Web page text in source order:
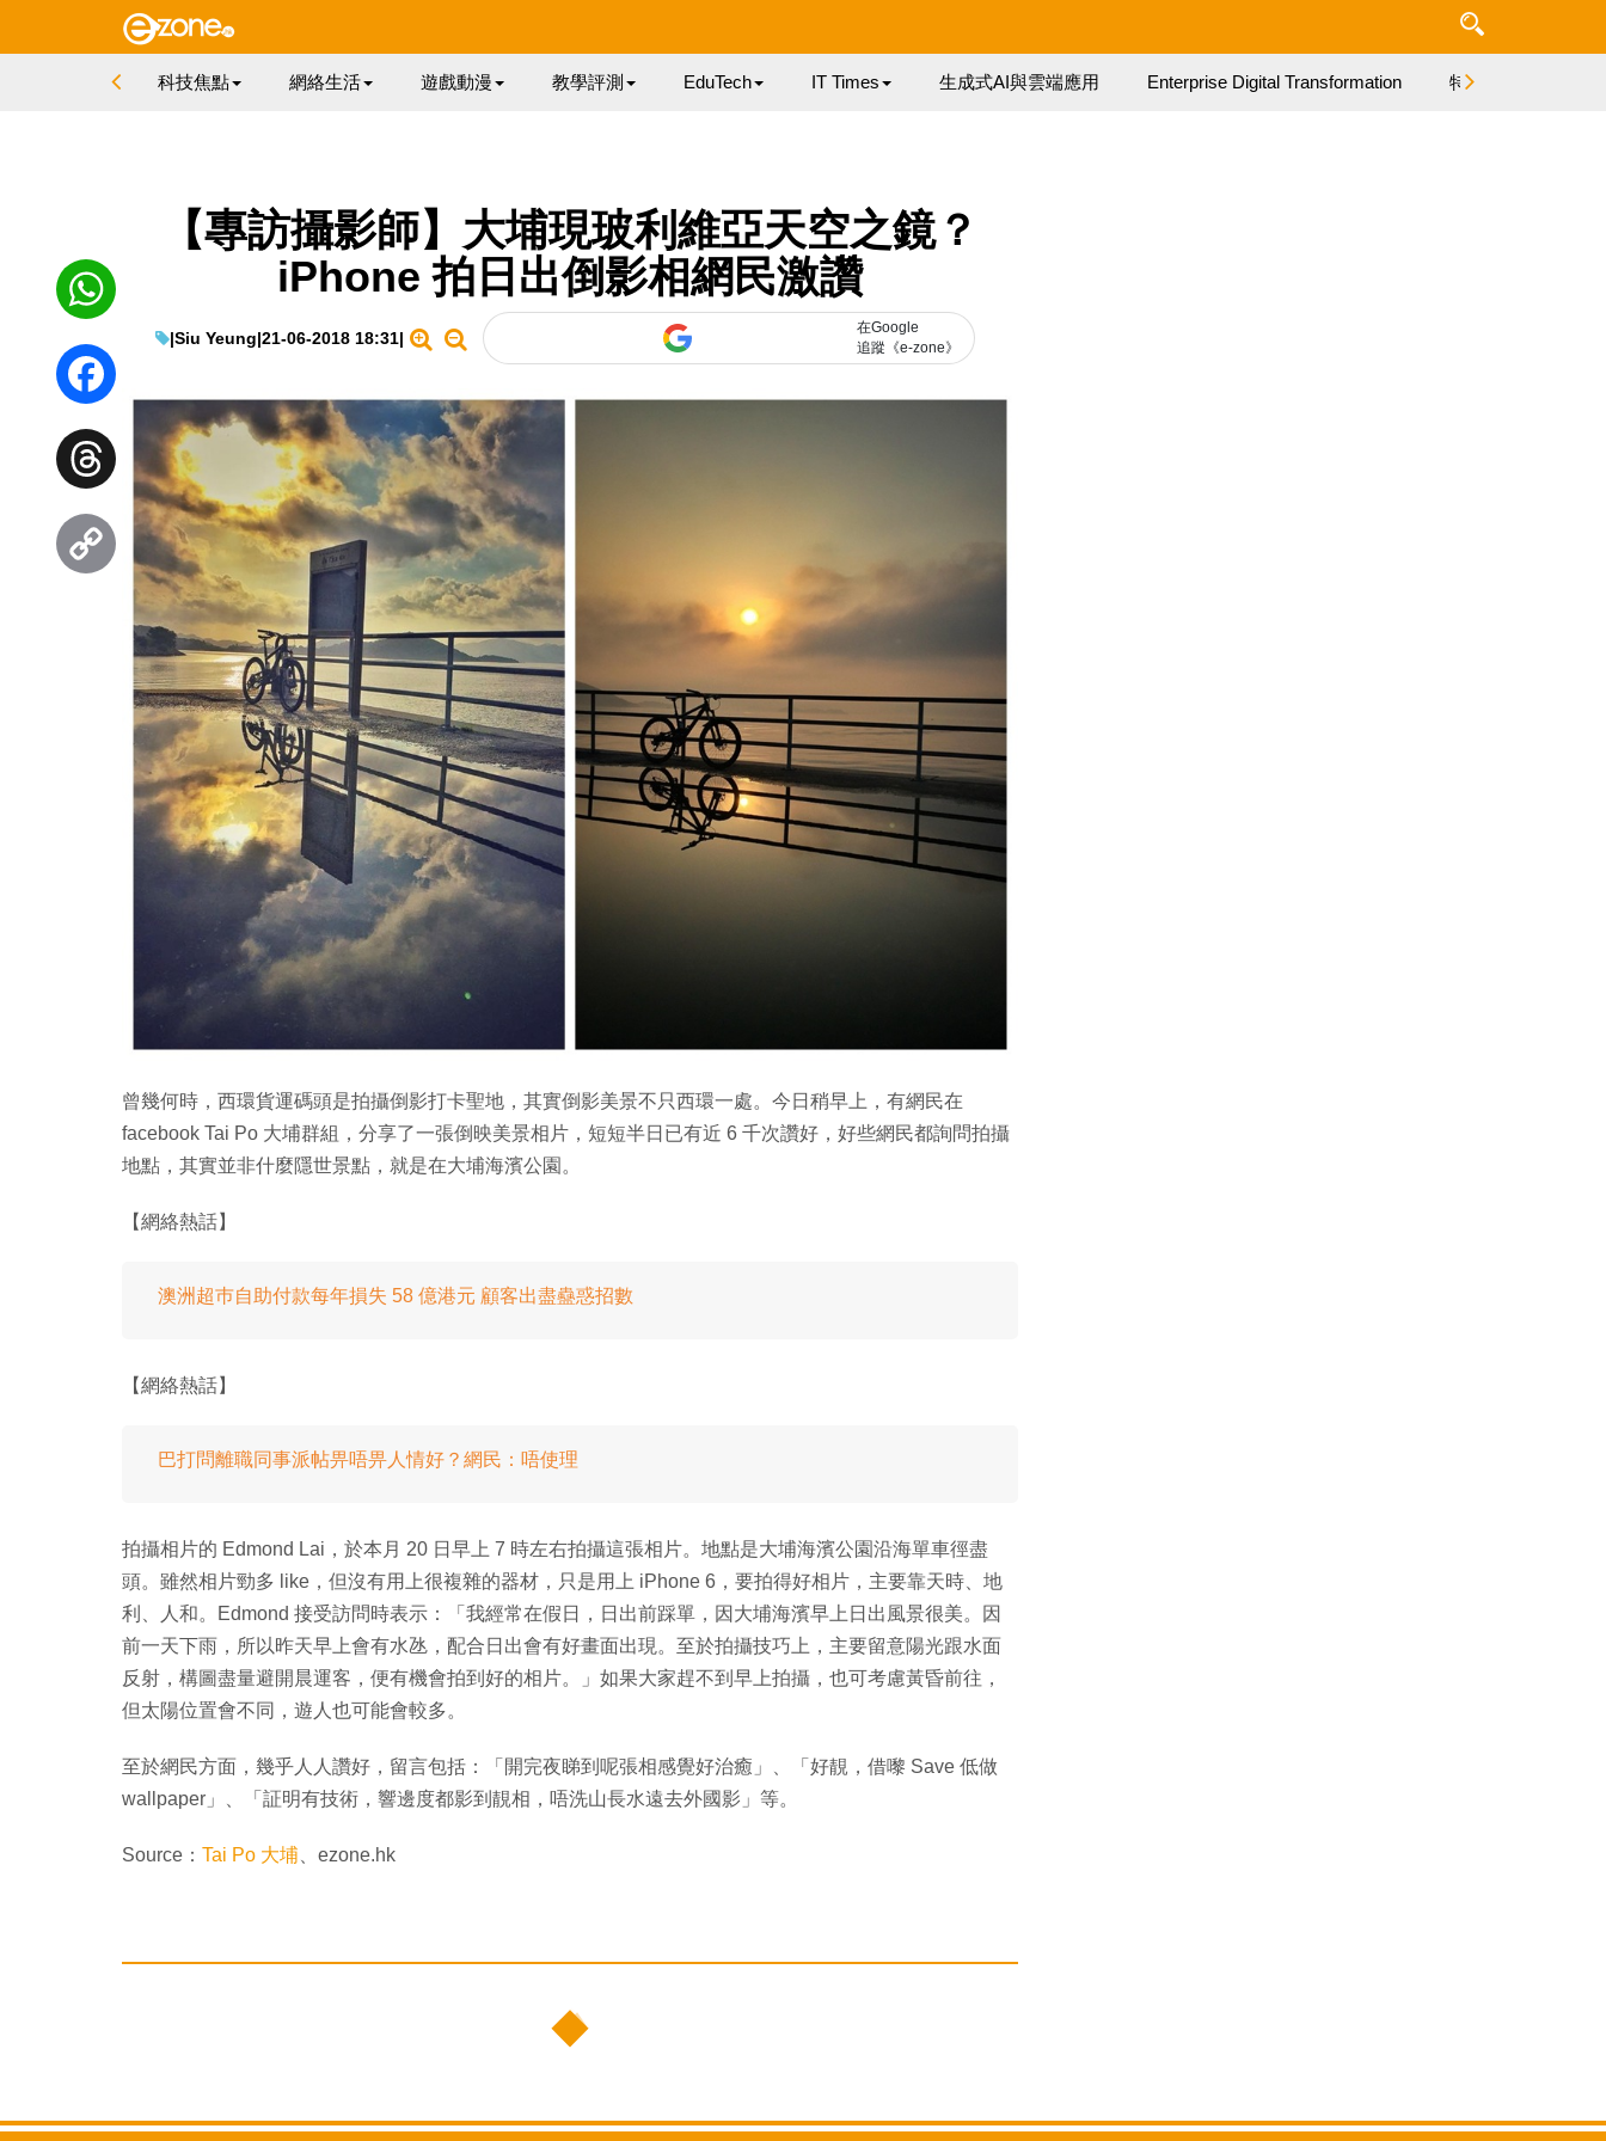
科技焦點 網絡生活 遊戲動漫 教學評測 EduTech IT Times 生成式AI與雲端應用 Enterprise Digital Transformation 特集
【專訪攝影師】大埔現玻利維亞天空之鏡？
iPhone 拍日出倒影相網民激讚
|Siu Yeung|21-06-2018 18:31|
在Google
追蹤《e-zone》
曾幾何時，西環貨運碼頭是拍攝倒影打卡聖地，其實倒影美景不只西環一處。今日稍早上，有網民在
facebook Tai Po 大埔群組，分享了一張倒映美景相片，短短半日已有近 6 千次讚好，好些網民都詢問拍攝
地點，其實並非什麼隱世景點，就是在大埔海濱公園。
【網絡熱話】
澳洲超巿自助付款每年損失 58 億港元 顧客出盡蠱惑招數
【網絡熱話】
巴打問離職同事派帖畀唔畀人情好？網民：唔使理
拍攝相片的 Edmond Lai，於本月 20 日早上 7 時左右拍攝這張相片。地點是大埔海濱公園沿海單車徑盡
頭。雖然相片勁多 like，但沒有用上很複雜的器材，只是用上 iPhone 6，要拍得好相片，主要靠天時、地
利、人和。Edmond 接受訪問時表示：「我經常在假日，日出前踩單，因大埔海濱早上日出風景很美。因
前一天下雨，所以昨天早上會有水氹，配合日出會有好畫面出現。至於拍攝技巧上，主要留意陽光跟水面
反射，構圖盡量避開晨運客，便有機會拍到好的相片。」如果大家趕不到早上拍攝，也可考慮黃昏前往，
但太陽位置會不同，遊人也可能會較多。
至於網民方面，幾乎人人讚好，留言包括：「開完夜睇到呢張相感覺好治癒」、「好靚，借嚟 Save 低做
wallpaper」、「証明有技術，響邊度都影到靚相，唔洗山長水遠去外國影」等。
Source： Tai Po 大埔 、ezone.hk
WhatsApp
Facebook
Threads
Copy